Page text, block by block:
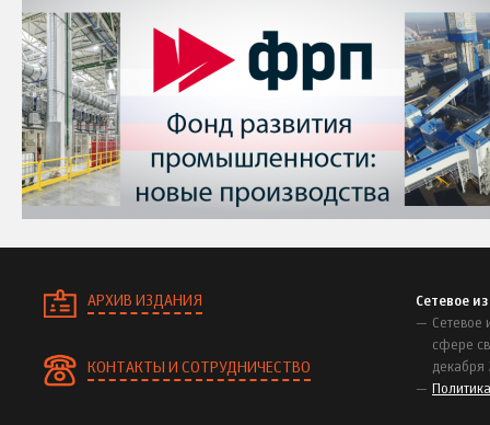
АРХИВ ИЗДАНИЯ
КОНТАКТЫ И СОТРУДНИЧЕСТВО
Сетевое
Сетевое
сфере
декабря